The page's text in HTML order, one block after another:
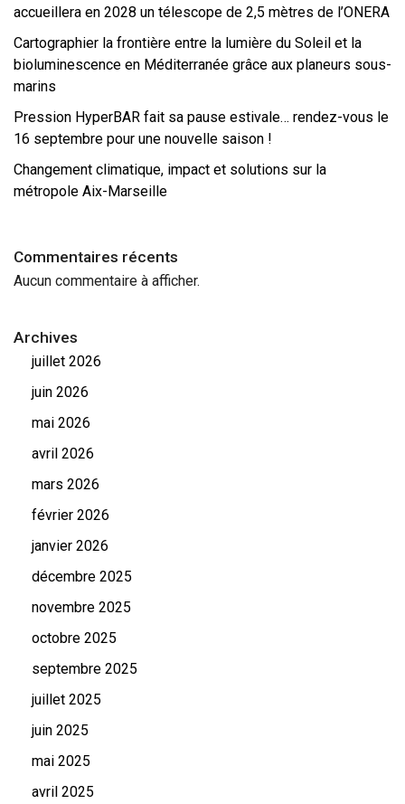
accueillera en 2028 un télescope de 2,5 mètres de l’ONERA
Cartographier la frontière entre la lumière du Soleil et la
bioluminescence en Méditerranée grâce aux planeurs sous-
marins
Pression HyperBAR fait sa pause estivale… rendez-vous le
16 septembre pour une nouvelle saison !
Changement climatique, impact et solutions sur la
métropole Aix-Marseille
Commentaires récents
Aucun commentaire à afficher.
Archives
juillet 2026
juin 2026
mai 2026
avril 2026
mars 2026
février 2026
janvier 2026
décembre 2025
novembre 2025
octobre 2025
septembre 2025
juillet 2025
juin 2025
mai 2025
avril 2025